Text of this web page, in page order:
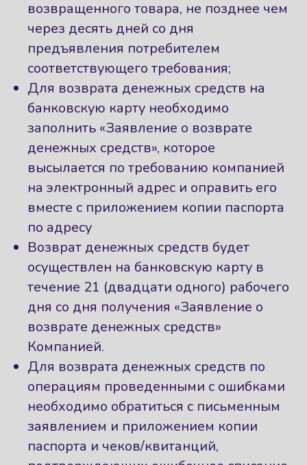
возвращенного товара, не позднее чем
через десять дней со дня
предъявления потребителем
соответствующего требования;
Для возврата денежных средств на
банковскую карту необходимо
заполнить «Заявление о возврате
денежных средств», которое
высылается по требованию компанией
на электронный адрес и оправить его
вместе с приложением копии паспорта
по адресу
Возврат денежных средств будет
осуществлен на банковскую карту в
течение 21 (двадцати одного) рабочего
дня со дня получения «Заявление о
возврате денежных средств»
Компанией.
Для возврата денежных средств по
операциям проведенными с ошибками
необходимо обратиться с письменным
заявлением и приложением копии
паспорта и чеков/квитанций,